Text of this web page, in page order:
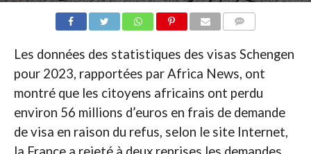
Les données des statistiques des visas Schengen
pour 2023, rapportées par Africa News, ont
montré que les citoyens africains ont perdu
environ 56 millions d’euros en frais de demande
de visa en raison du refus, selon le site Internet,